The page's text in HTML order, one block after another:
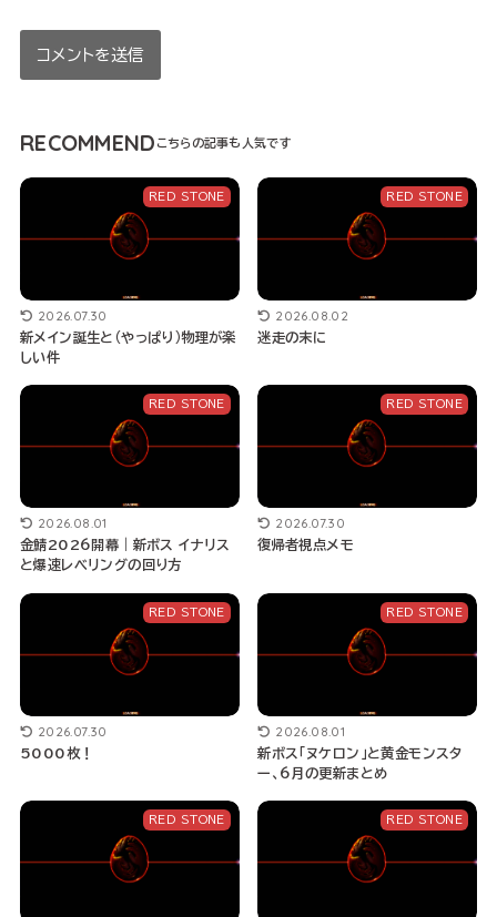
RECOMMEND
RED STONE
2026.07.30
新メイン誕生と（やっぱり）物理が楽
しい件
RED STONE
2026.08.02
迷走の末に
RED STONE
2026.08.01
金鯖2026開幕｜新ボス イナリス
と爆速レベリングの回り方
RED STONE
2026.07.30
復帰者視点メモ
RED STONE
2026.07.30
5000枚！
RED STONE
2026.08.01
新ボス「ヌケロン」と黄金モンスタ
ー、6月の更新まとめ
RED STONE RED STONE